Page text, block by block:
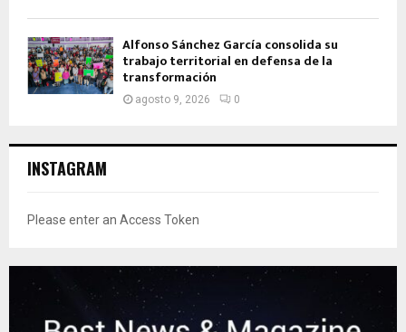
Alfonso Sánchez García consolida su
trabajo territorial en defensa de la
transformación
agosto 9, 2026 0
INSTAGRAM
Please enter an Access Token